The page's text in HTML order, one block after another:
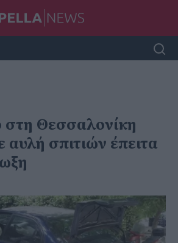
στη Θεσσαλονίκη
αυλή σπιτιών έπειτα